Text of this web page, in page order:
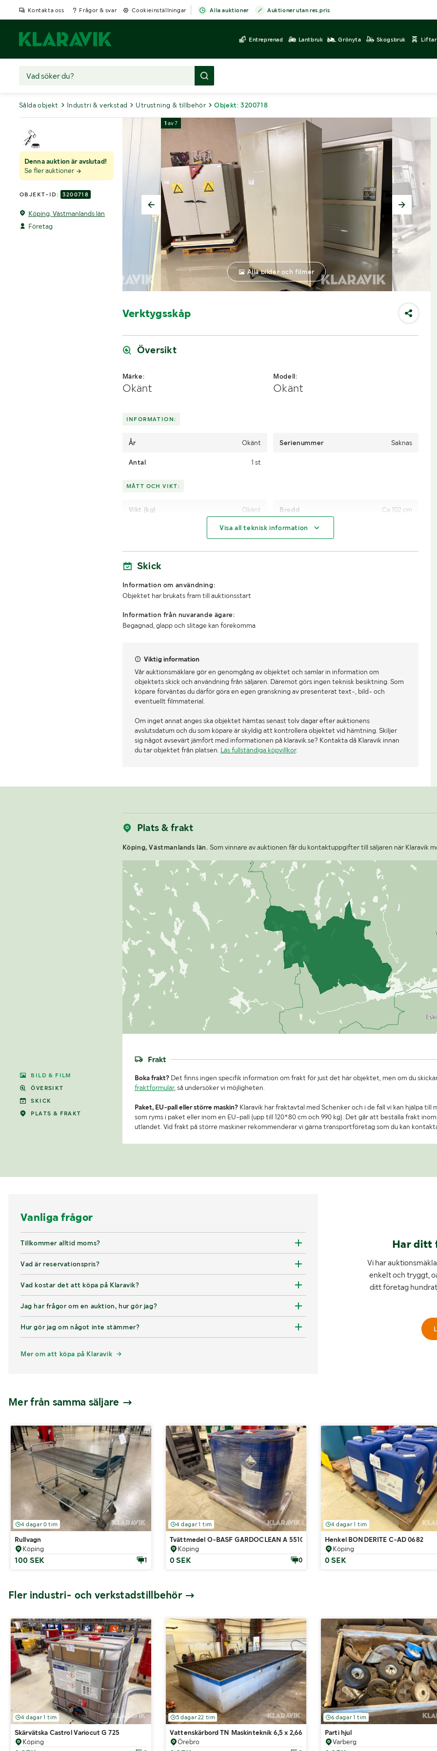
Kontakta oss Frågor & svar Cookieinställningar Alla auktioner Auktioner utan res.pris
Entreprenad Lantbruk Grönyta Skogsbruk Liftar
Sålda objekt Industri & verkstad Utrustning & tillbehör Objekt: 3200718
Denna auktion är avslutad!
Se fler auktioner
OBJEKT-ID: 3200718
Köping, Västmanlands län
Företag
BILD & FILM
ÖVERSIKT
SKICK
PLATS & FRAKT
1 av7
Alla bilder och filmer
Verktygsskåp
Översikt
Märke:
Okänt
Modell:
Okänt
INFORMATION:
År Okänt Serienummer Saknas
Antal 1 st
MÅTT OCH VIKT:
Vikt (kg) Okänt Bredd Ca 102 cm
Ca 217 cm Djup
LASTHJÄLPSINFORMATION:
Visa all teknisk information
Skick
Information om användning:
Objektet har brukats fram till auktionsstart
Information från nuvarande ägare:
Begagnad, glapp och slitage kan förekomma
Viktig information
Vår auktionsmäklare gör en genomgång av objektet och samlar in information om
objektets skick och användning från säljaren. Däremot görs ingen teknisk besiktning. Som
köpare förväntas du därför göra en egen granskning av presenterat text-, bild- och
eventuellt filmmaterial.
Om inget annat anges ska objektet hämtas senast tolv dagar efter auktionens
avslutsdatum och du som köpare är skyldig att kontrollera objektet vid hämtning. Skiljer
sig något avsevärt jämfört med informationen på klaravik.se? Kontakta då Klaravik innan
du tar objektet från platsen. Läs fullständiga köpvillkor.
Plats & frakt
Köping, Västmanlands län. Som vinnare av auktionen får du kontaktuppgifter till säljaren när Klaravik
Frakt
Boka frakt?Det finns ingen specifik information om frakt för just det här objektet, men om du
fraktformulär, så undersöker vi möjligheten.
Paket, EU-pall eller större maskin?Klaravik har fraktavtal med Schenker och i de fall vi kan hjälpa till
som ryms i paket eller inom en EU-pall (upp till 120*80 cm och 990 kg). Det går att beställa frakt
utlandet. Vid frakt på större maskiner rekommenderar vi gärna transportföretag som du kan
Vanliga frågor
Tillkommer alltid moms?
Vad är reservationspris?
Vad kostar det att köpa på Klaravik?
Jag har frågor om en auktion, hur gör jag?
Hur gör jag om något inte stämmer?
Mer om att köpa på Klaravik
Har ditt
Vi har
enkelt och tryggt,
ditt företag
Mer från samma säljare
4 dagar 0 tim
Rullvagn
Köping
100 SEK 1
4 dagar 1 tim
Tvättmedel O-BASF GARDOCLEAN A 5510/5 2 st
Köping
0 SEK 0
4 dagar 1 tim
Henkel BONDERITE C-AD 0682
Köping
0 SEK
Fler industri- och verkstadstillbehör
4 dagar 1 tim
Skärvätska Castrol Variocut G 725
Köping
5 dagar 22 tim
Vattenskärbord TN Maskinteknik 6,5 x 2,66 x 0,8 m
Örebro
6 dagar 1 tim
Parti hjul
Varberg